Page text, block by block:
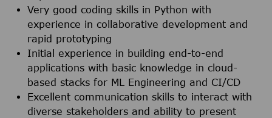
Very good coding skills in Python with
experience in collaborative development and
rapid prototyping
Initial experience in building end-to-end
applications with basic knowledge in cloud-
based stacks for ML Engineering and CI/CD
Excellent communication skills to interact with
diverse stakeholders and ability to present